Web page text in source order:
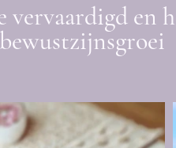
en